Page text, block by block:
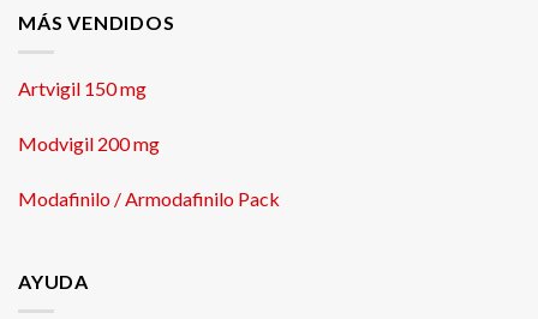
MÁS VENDIDOS
Artvigil 150 mg
Modvigil 200 mg
Modafinilo / Armodafinilo Pack
AYUDA